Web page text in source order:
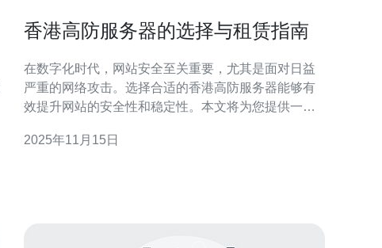
香港高防服务器的选择与租赁指南
在数字化时代，网站安全至关重要，尤其是面对日益
严重的网络攻击。选择合适的香港高防服务器能够有
效提升网站的安全性和稳定性。本文将为您提供一个
器，以满足您的业务需求。 为什么选择香港高防服务
2025年11月15日